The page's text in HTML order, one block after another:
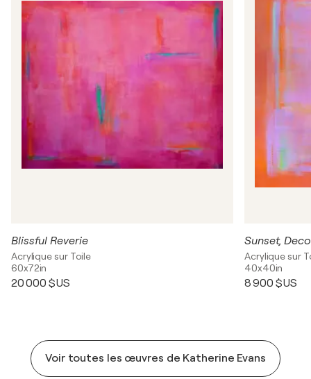
Blissful Reverie
Acrylique sur Toile
60x72in
20 000 $US
Sunset,
Acrylique sur
40x40in
8 900 $US
Voir toutes les œuvres de Katherine Evans